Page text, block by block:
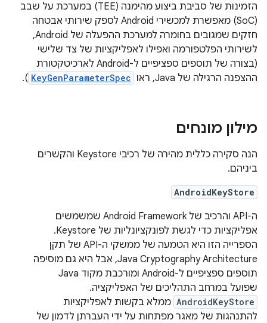
הזמינות של סביבת ביצוע מהימנה (TEE) במערכת על שבב
(SoC) מאפשרת למכשירי Android לספק שירותי אבטחה
חזקים שמגובים בחומרה למערכת ההפעלה של Android,
לשירותי הפלטפורמה ואפילו לאפליקציות של צד שלישי
(בצורה של תוספים ספציפיים ל-Android לארכיטקטורת
ההצפנה הרגילה של Java, ראו
KeyGenParameterSpec
).
מילון מונחים
הנה סקירה כללית מהירה של רכיבי Keystore והקשרים
ביניהם.
AndroidKeyStore
ה-API והרכיב של Android Framework שמשמשים
אפליקציות כדי לגשת לפונקציונליות של Keystore.
הספרייה הזו היא הטמעה של ממשקי ה-API של תקן
Java Cryptography Architecture, אבל היא גם מוסיפה
תוספים ספציפיים ל-Android ומורכבת מקוד Java
שפועל במרחב התהליכים של האפליקציה.
AndroidKeyStore ממלא בקשות לאפליקציות
להתנהגות של מאגר מפתחות על ידי העברתן לדמון של